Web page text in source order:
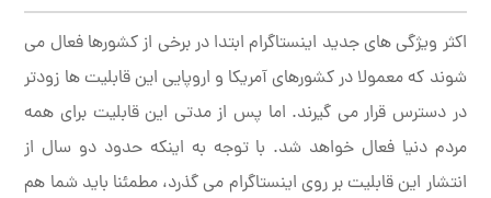
اکثر ویژگی های جدید اینستاگرام ابتدا در برخی از کشورها فعال می
شوند که معمولا در کشورهای آمریکا و اروپایی این قابلیت ها زودتر
در دسترس قرار می گیرند. اما پس از مدتی این قابلیت برای همه
مردم دنیا فعال خواهد شد. با توجه به اینکه حدود دو سال از
انتشار این قابلیت بر روی اینستاگرام می گذرد، مطمئنا باید شما هم